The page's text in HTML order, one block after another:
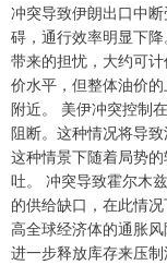
冲突导致伊朗出口中
碍，通行效率明显下
带来的担忧，大约可
价水平，但整体油价
附近。 美伊冲突控制
阻断。这种情况将导
这种情景下随着局势
吐。 冲突导致霍尔木
的供给缺口，在此情
高全球经济体的通胀
进一步释放库存来压制